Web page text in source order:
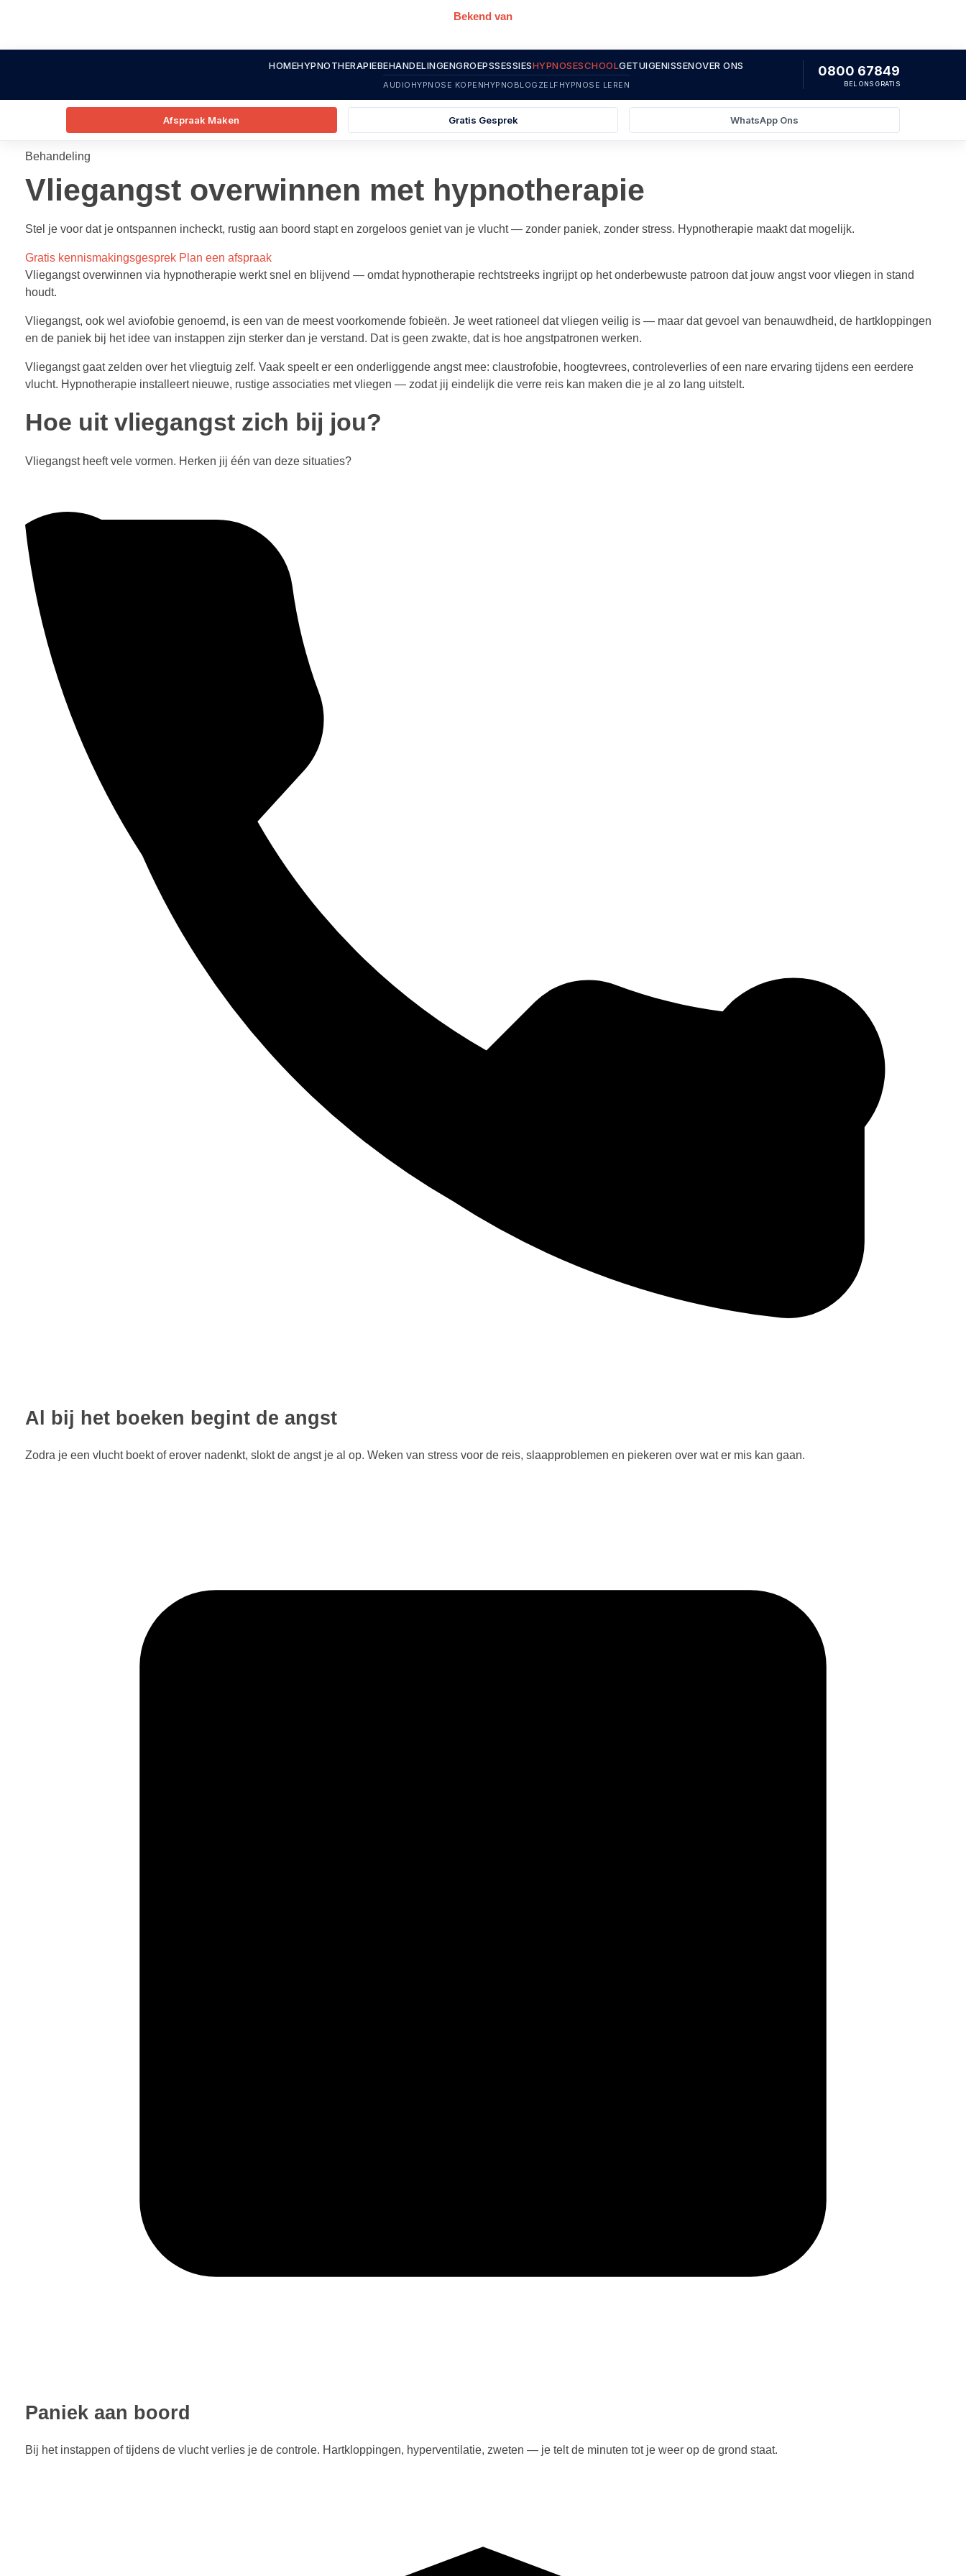
Bekend van
HOMEHYPNOTHERAPIEBEHANDELINGENGROEPSSESSIESHYPNOSESCHOOLGETUIGENISSENOVER ONS
AUDIOHYPNOSE KOPENHYPNOBLOG ZELFHYPNOSE LEREN
0800 67849
BEL ONS GRATIS
Afspraak Maken Gratis Gesprek WhatsApp Ons
Behandeling
Vliegangst overwinnen met hypnotherapie
Stel je voor dat je ontspannen incheckt, rustig aan boord stapt en zorgeloos geniet van je vlucht — zonder paniek, zonder stress. Hypnotherapie maakt dat mogelijk.
Gratis kennismakingsgesprek Plan een afspraak
Vliegangst overwinnen via hypnotherapie werkt snel en blijvend — omdat hypnotherapie rechtstreeks ingrijpt op het onderbewuste patroon dat jouw angst voor vliegen in stand
houdt.
Vliegangst, ook wel aviofobie genoemd, is een van de meest voorkomende fobieën. Je weet rationeel dat vliegen veilig is — maar dat gevoel van benauwdheid, de hartkloppingen
en de paniek bij het idee van instappen zijn sterker dan je verstand. Dat is geen zwakte, dat is hoe angstpatronen werken.
Vliegangst gaat zelden over het vliegtuig zelf. Vaak speelt er een onderliggende angst mee: claustrofobie, hoogtevrees, controleverlies of een nare ervaring tijdens een eerdere
vlucht. Hypnotherapie installeert nieuwe, rustige associaties met vliegen — zodat jij eindelijk die verre reis kan maken die je al zo lang uitstelt.
Hoe uit vliegangst zich bij jou?
Vliegangst heeft vele vormen. Herken jij één van deze situaties?
Al bij het boeken begint de angst
Zodra je een vlucht boekt of erover nadenkt, slokt de angst je al op. Weken van stress voor de reis, slaapproblemen en piekeren over wat er mis kan gaan.
Paniek aan boord
Bij het instappen of tijdens de vlucht verlies je de controle. Hartkloppingen, hyperventilatie, zweten — je telt de minuten tot je weer op de grond staat.